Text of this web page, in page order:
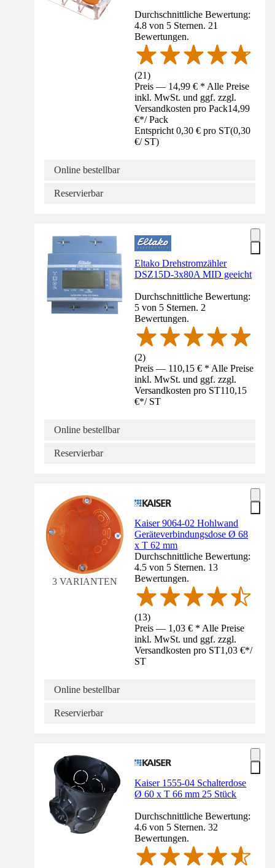
Durchschnittliche Bewertung:
4.8 von 5 Sternen. 21
Bewertungen.
(21)
Preis — 14,99 € * Alle Preise
inkl. MwSt. und ggf. zzgl.
Versandkosten pro Pack14,99
€*/ Pack
Entspricht 0,30 € pro ST(0,30
€/ ST)
Online bestellbar
Reservierbar
Eltako Drehstromzähler
DSZ15D-3x80A MID geeicht
Durchschnittliche Bewertung:
5 von 5 Sternen. 2
Bewertungen.
(2)
Preis — 110,15 € * Alle Preise
inkl. MwSt. und ggf. zzgl.
Versandkosten pro ST110,15
€*/ ST
Online bestellbar
Reservierbar
3 VARIANTEN
Kaiser 9064-02 Hohlwand
Geräteverbindungsdose Ø 68
x T 62 mm
Durchschnittliche Bewertung:
4.5 von 5 Sternen. 13
Bewertungen.
(13)
Preis — 1,03 € * Alle Preise
inkl. MwSt. und ggf. zzgl.
Versandkosten pro ST1,03 €*/
ST
Online bestellbar
Reservierbar
Kaiser 1555-04 Schalterdose
Ø 60 x T 66 mm 25 Stück
Durchschnittliche Bewertung:
4.6 von 5 Sternen. 32
Bewertungen.